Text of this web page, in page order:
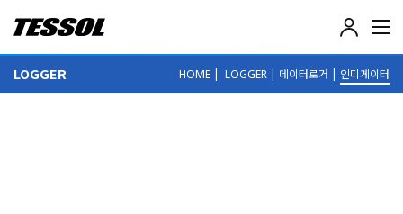
테
(
T
E
LOGGER HOME | LOGGER | 데이터로거 | 인디게이터